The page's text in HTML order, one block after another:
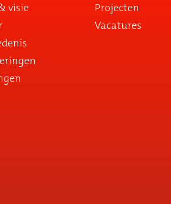
visie
Projecten
Vacatures